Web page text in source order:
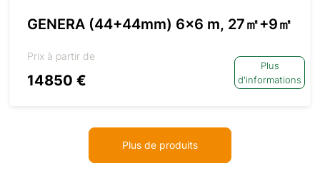
GENERA (44+44mm) 6×6 m, 27㎡+9㎡
Prix à partir de
14850 €
Plus
d'informations
Plus de produits